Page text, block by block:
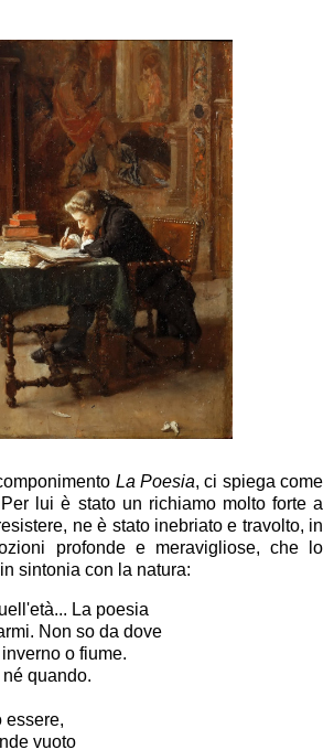
La Poesia, ci spiega come
lui è stato un richiamo molto forte a
ne è stato inebriato e travolto, in
profonde e meravigliose, che lo
sintonia con la natura:
La poesia
Non so da dove
o fiume.
quando.
essere,
vuoto